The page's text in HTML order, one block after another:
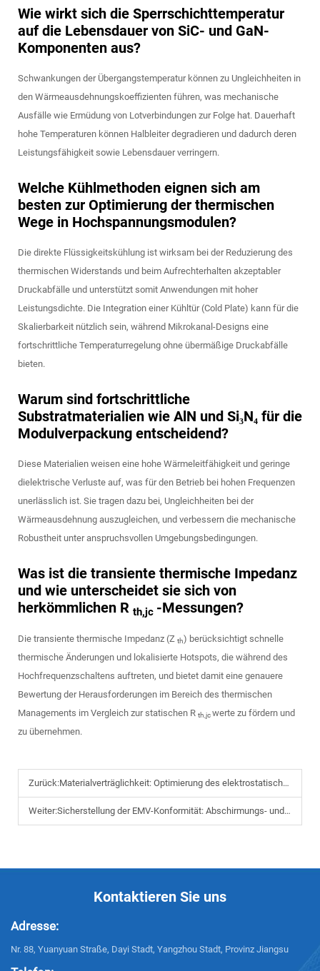
Wie wirkt sich die Sperrschichttemperatur
auf die Lebensdauer von SiC- und GaN-
Komponenten aus?
Schwankungen der Übergangstemperatur können zu Ungleichheiten in
den Wärmeausdehnungskoeffizienten führen, was mechanische
Ausfälle wie Ermüdung von Lotverbindungen zur Folge hat. Dauerhaft
hohe Temperaturen können Halbleiter degradieren und dadurch deren
Leistungsfähigkeit sowie Lebensdauer verringern.
Welche Kühlmethoden eignen sich am
besten zur Optimierung der thermischen
Wege in Hochspannungsmodulen?
Die direkte Flüssigkeitskühlung ist wirksam bei der Reduzierung des
thermischen Widerstands und beim Aufrechterhalten akzeptabler
Druckabfälle und unterstützt somit Anwendungen mit hoher
Leistungsdichte. Die Integration einer Kühltür (Cold Plate) kann für die
Skalierbarkeit nützlich sein, während Mikrokanal-Designs eine
fortschrittliche Temperaturregelung ohne übermäßige Druckabfälle
bieten.
Warum sind fortschrittliche
Substratmaterialien wie AlN und Si₃N₄ für die
Modulverpackung entscheidend?
Diese Materialien weisen eine hohe Wärmeleitfähigkeit und geringe
dielektrische Verluste auf, was für den Betrieb bei hohen Frequenzen
unerlässlich ist. Sie tragen dazu bei, Ungleichheiten bei der
Wärmeausdehnung auszugleichen, und verbessern die mechanische
Robustheit unter anspruchsvollen Umgebungsbedingungen.
Was ist die transiente thermische Impedanz
und wie unterscheidet sie sich von
herkömmlichen R th,jc -Messungen?
Die transiente thermische Impedanz (Z th) berücksichtigt schnelle
thermische Änderungen und lokalisierte Hotspots, die während des
Hochfrequenzschaltens auftreten, und bietet damit eine genauere
Bewertung der Herausforderungen im Bereich des thermischen
Managements im Vergleich zur statischen R th,jcwerte zu fördern und
zu übernehmen.
Zurück:Materialverträglichkeit: Optimierung des elektrostatischen Sprühens für leitfähige und nichtleitfähige Substrate
Weiter:Sicherstellung der EMV-Konformität: Abschirmungs- und Erdungstechniken für HV-Module
Kontaktieren Sie uns
Adresse:
Nr. 88, Yuanyuan Straße, Dayi Stadt, Yangzhou Stadt, Provinz Jiangsu